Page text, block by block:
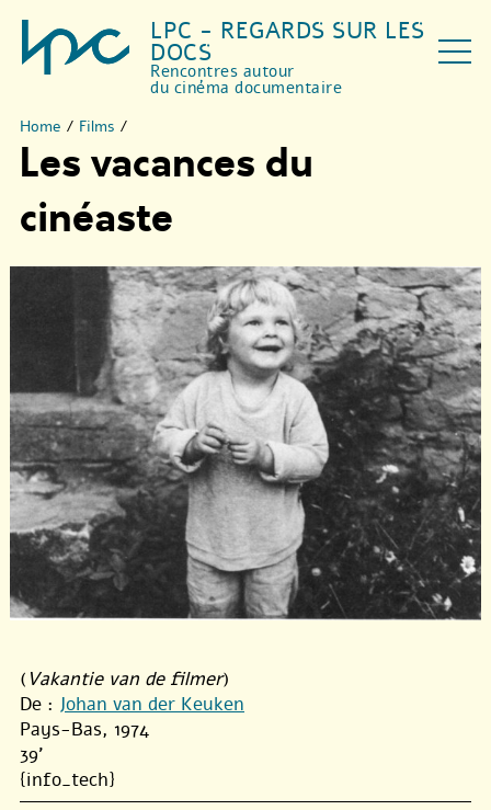
LPC - REGARDS SUR LES
DOCS
Rencontres autour
du cinéma documentaire
Home / Films /
Les vacances du
cinéaste
( Vakantie van de filmer)
De : Johan van der Keuken
Pays-Bas, 1974
39'
{info_tech}